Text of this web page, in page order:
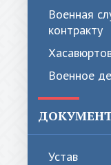
Военная
контракту
Военное
Устав